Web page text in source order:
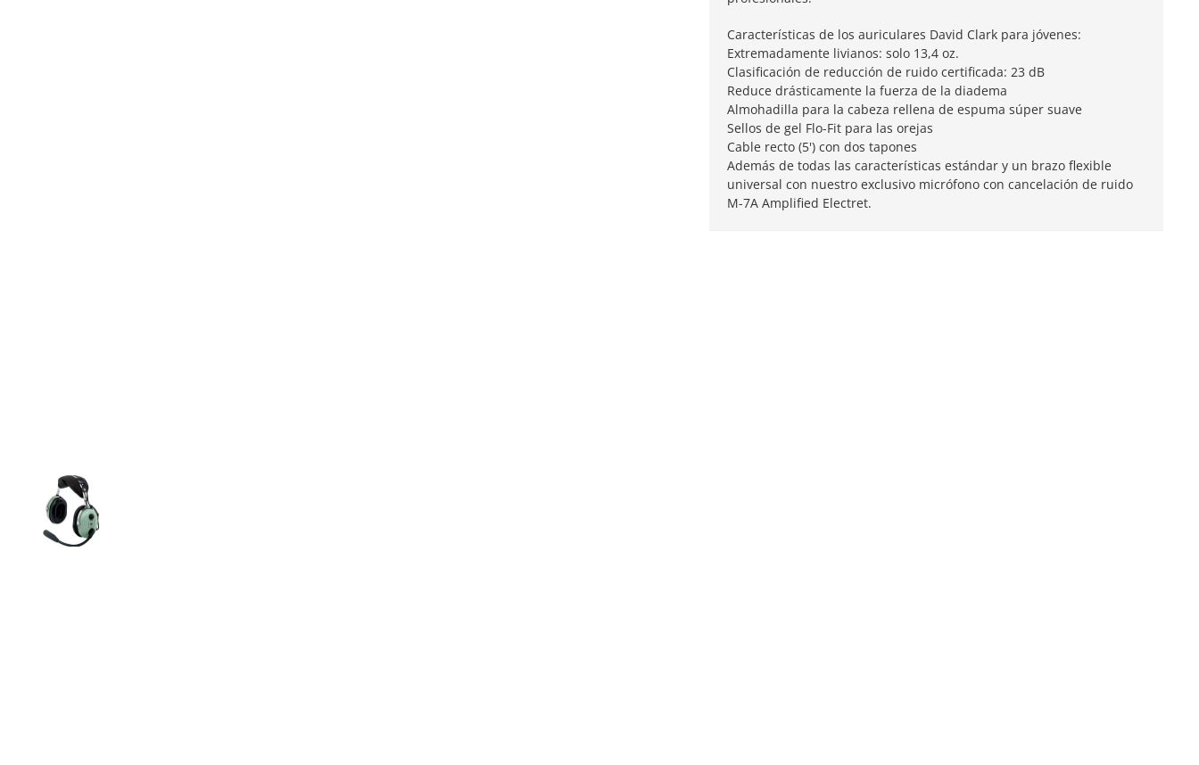
Características de los auriculares David Clark para jóvenes:
Extremadamente livianos: solo 13,4 oz.
Clasificación de reducción de ruido certificada: 23 dB
Reduce drásticamente la fuerza de la diadema
Almohadilla para la cabeza rellena de espuma súper suave
Sellos de gel Flo-Fit para las orejas
Cable recto (5') con dos tapones
Además de todas las características estándar y un brazo flexible
universal con nuestro exclusivo micrófono con cancelación de ruido
M-7A Amplified Electret.